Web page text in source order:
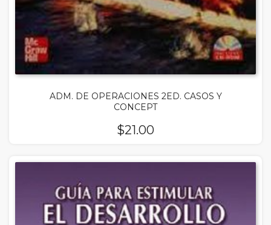
ADM. DE OPERACIONES 2ED. CASOS Y
CONCEPT
$21.00